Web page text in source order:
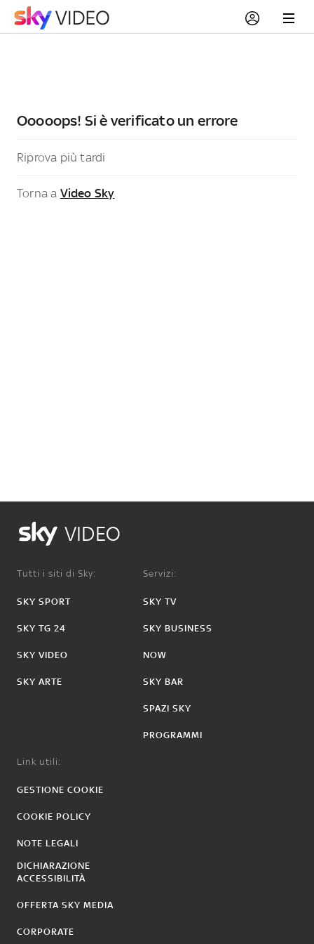
Ooooops! Si è verificato un errore
Riprova più tardi
Torna a Video Sky
VIDEO
Tutti i siti di Sky:
SKY SPORT
SKY TG 24
SKY VIDEO
SKY ARTE
Servizi:
SKY TV
SKY BUSINESS
NOW
SKY BAR
SPAZI SKY
PROGRAMMI
Link utili:
GESTIONE COOKIE
COOKIE POLICY
NOTE LEGALI
DICHIARAZIONE
ACCESSIBILITÀ
OFFERTA SKY MEDIA
CORPORATE